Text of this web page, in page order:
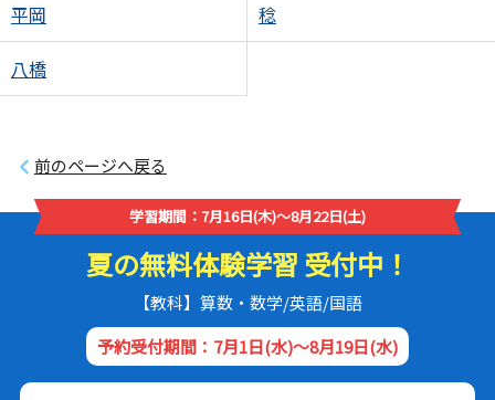
平岡 稔
八橋
前のページへ戻る
学習期間：7月16日(木)～8月22日(土)
夏の無料体験学習 受付中！
【教科】算数・数学/英語/国語
予約受付期間：7月1日(水)～8月19日(水)